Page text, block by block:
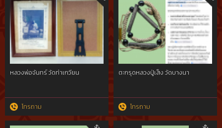
หลวงพ่อจันทร์ วัดท่าเกวียน
โทรถาม
ตะกรุดหลวงปู่เส็ง วัดบางนา
โทรถาม